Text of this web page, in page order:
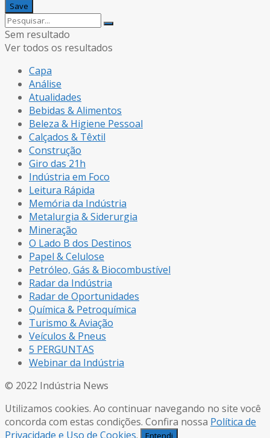
Sem resultado
Ver todos os resultados
Capa
Análise
Atualidades
Bebidas & Alimentos
Beleza & Higiene Pessoal
Calçados & Têxtil
Construção
Giro das 21h
Indústria em Foco
Leitura Rápida
Memória da Indústria
Metalurgia & Siderurgia
Mineração
O Lado B dos Destinos
Papel & Celulose
Petróleo, Gás & Biocombustível
Radar da Indústria
Radar de Oportunidades
Química & Petroquímica
Turismo & Aviação
Veículos & Pneus
5 PERGUNTAS
Webinar da Indústria
© 2022 Indústria News
Utilizamos cookies. Ao continuar navegando no site você
concorda com estas condições. Confira nossa Política de
Privacidade e Uso de Cookies. Entendi